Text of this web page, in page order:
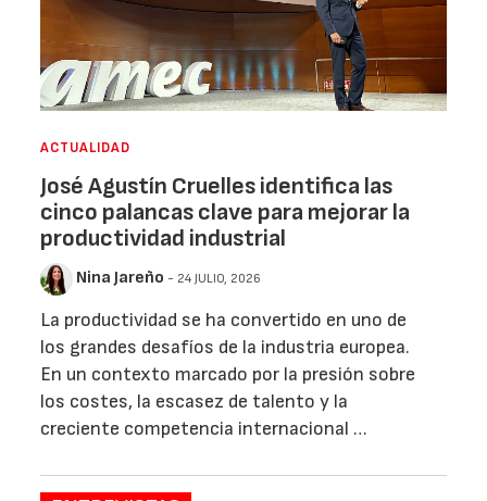
ACTUALIDAD
José Agustín Cruelles identifica las
cinco palancas clave para mejorar la
productividad industrial
Nina Jareño - 24 JULIO, 2026
La productividad se ha convertido en uno de
los grandes desafíos de la industria europea.
En un contexto marcado por la presión sobre
los costes, la escasez de talento y la
creciente competencia internacional …